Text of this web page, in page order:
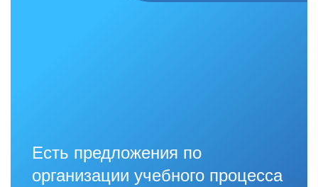
Есть предложения по
организации учебного процесса